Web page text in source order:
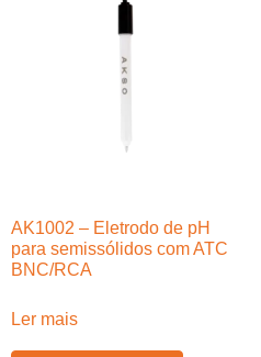
AK1002 – Eletrodo de pH
para semissólidos com ATC
BNC/RCA
Ler mais